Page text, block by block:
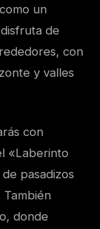
un
de
con
y valles
con
«Laberinto
pasadizos
También
donde